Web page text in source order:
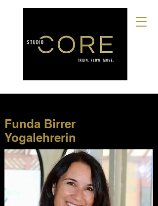
Funda Birrer
Yogalehrerin